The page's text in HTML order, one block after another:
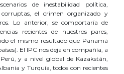
de inestabilidad política,
el crimen organizado y
Lo anterior, se comportaría de
recientes de nuestros pares,
el mismo resultado que Panamá
El IPC nos deja en compañía, a
y a nivel global de Kazakstán,
y Turquía, todos con recientes